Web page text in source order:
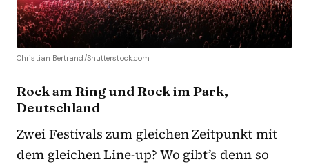
Christian Bertrand/Shutterstock.com
Rock am Ring und Rock im Park,
Deutschland
Zwei Festivals zum gleichen Zeitpunkt mit
dem gleichen Line-up? Wo gibt’s denn so